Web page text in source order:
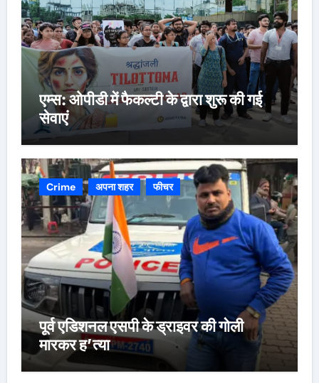
एम्स: ओपीडी में फैकल्टी के द्वारा शुरू की गई
सेवाएं
Crime अपना शहर फीचर
पूर्व एडिशनल एसपी के ड्राइवर की गोली
मारकर ह’त्या